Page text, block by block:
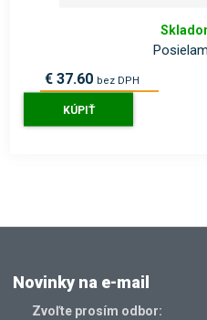
€ 37.60 bez DPH
€ 46.20
KÚPIŤ
Novinky na e-mail
Zvoľte prosím odbor: